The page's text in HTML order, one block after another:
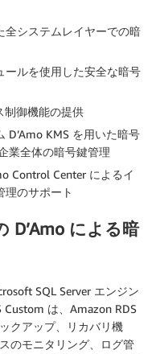
全システムレイヤーでの暗
ールを使用した安全な暗号
制御機能の提供
D’Amo KMS を用いた暗号
業全体の暗号鍵管理
Control Center によるイ
理のサポート
D’Amo による暗
SQL Server エンジン
は、Amazon RDS
クアップ、リカバリ機
のモニタリング、ログ管